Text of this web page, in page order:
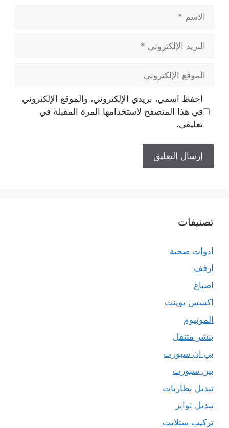
الاسم
البريد
الإلكتروني
الموقع
الإلكتروني
احفظ اسمي، بريدي الإلكتروني، والموقع الإلكتروني
في هذا المتصفح لاستخدامها المرة المقبلة في
تعليقي.
تصنيفات
ادوات صحية
ارفف
اصباغ
اكسس بوينت
المونيوم
بنشر متنقل
بي ان سبورت
بين سبورت
تبديل بطاريات
تبديل تواير
تركيب ستلايت